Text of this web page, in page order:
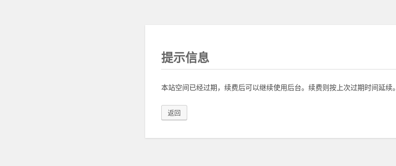
提示信息
本站空间已经过期，续费后可以继续使用后台。续费则按上次过期时间延续。
返回